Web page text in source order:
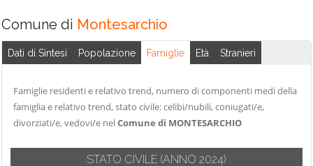
Colle Sannita
Cusano Mutri
Paupisi
Pietraroja
Sant'Arcangelo
Trimonte
Santa Croce del
Sassinoro
Solopaca
Comune di Montesarchio
Dati di Sintesi Popolazione Famiglie Età Stranieri
Famiglie residenti e relativo trend, numero di componenti medi della
famiglia e relativo trend, stato civile: celibi/nubili, coniugati/e,
divorziati/e, vedovi/e nelComune di MONTESARCHIO
STATO CIVILE (ANNO 2024)